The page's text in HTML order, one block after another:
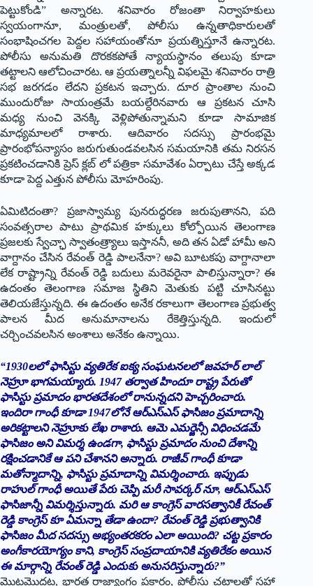
పెట్టుకోండి” అన్నారట. శనివారం రోజంతా నిర్వాహకులు
స్వయంగానూ, మంత్రులతో, పోలీసు ఉన్నతాధికారులతో
సంభాషించగల పెద్దల సహాయంతోనూ ప్రయత్నిస్తూనే ఉన్నారట.
పోలీసు అనుమతి దొరకకపోతే న్యాయస్థానం తలుపు కూడా
తట్టాలని ఆలోచించారట. ఆ ప్రయత్నాలన్నీ విఫలమై శనివారం రాత్రి
సభ జరగడం లేదని ప్రకటన ఇచ్చారు. దూర ప్రాంతాల నుంచి
ముందురోజు సాయంత్రమే బయల్దేరినవారు ఆ ప్రకటన చూసి
మధ్య నుంచి వెనక్కి వెళ్లిపోతున్నామని కూడా సామాజిక
మాధ్యమాలలో రాశారు. ఆదివారం సదస్సు ప్రారంభమై
ప్రారంభోపన్యాసం జరుగుతుండవలసిన సమయానికి తమ నిరసన
ప్రకటించడానికి ప్రెస్ క్లబ్ లో పత్రికా సమావేశం ఏర్పాటు చేస్తే అక్కడ
కూడా పెద్ద ఎత్తున పోలీసు మోహరింపు.
ఏమిటిదంతా? ప్రజాస్వామ్య పునరుద్ధరణ జరుపుతానని, పది
సంవత్సరాల పాటు ప్రాథమిక హక్కులు కోల్పోయిన తెలంగాణ
ప్రజలకు స్వేచ్ఛా స్వాతంత్ర్యాలు ఇస్తాననీ, అది తన ఏడో హామీ అని
వాగ్దానం చేసిన రేవంత్ రెడ్డి పాలనేనా? అవి బూటకపు వాగ్దానాలా
లేక రాష్ట్రాన్ని రేవంత్ రెడ్డి బదులు మరెవరైనా పాలిస్తున్నారా? ఈ
ఉదంతం తెలంగాణ సమాజ స్థితిని మెతుకు పట్టి చూసినట్టు
తెలియజేస్తున్నది. ఈ ఉదంతం అనేక రకాలుగా తెలంగాణ ప్రభుత్వ
పాలన మీద అనుమానాలను రేకెత్తిస్తున్నది. ఇందులో
చర్చించవలసిన అంశాలు అనేకం ఉన్నాయి.
“1930లలో ఫాసిస్టు వ్యతిరేక ఐక్య సంఘటనలలో జవహర్ లాల్
నెహ్రూ భాగమయ్యారు. 1947 తర్వాత హిందూ రాష్ట్ర పేరుతో
ఫాసిస్టు ప్రమాదం భారతదేశంలో రానున్నదని హెచ్చరించారు.
ఇందిరా గాంధీ కూడా 1947లోనే ఆర్ఎస్ఎస్ ఫాసిజం ప్రమాదాన్ని
అరికట్టాలని నెహ్రూకు లేఖ రాశారు. ఆమె ఎమర్జెన్సీ విధించడమే
ఫాసిజం అని విమర్శ ఉండగా, ఫాసిస్టు ప్రమాదం నుంచి దేశాన్ని
రక్షించడానికే ఆ పని చేశానని అన్నారు. రాజీవ్ గాంధీ కూడా
మతోన్మాదాన్ని, ఫాసిస్టు ప్రమాదాన్ని విమర్శించారు. ఇప్పుడు
రాహుల్ గాంధీ అయితే పేరు చెప్పి మరీ సావర్కర్ నూ, ఆర్ఎస్ఎస్
ఫాసిజాన్నీ విమర్శిస్తున్నారు. మరి ఆ కాంగ్రెస్ వారసత్వానికీ రేవంత్
రెడ్డి కాంగ్రెస్ కూ ఏమన్నా తేడా ఉందా? రేవంత్ రెడ్డి ప్రభుత్వానికి
ఫాసిజం మీద సదస్సు అభ్యంతరకరం ఎలా అయింది? చట్ట ప్రకారం
అంగీకారయోగ్యం కాని, కాంగ్రెస్ సంప్రదాయానికి వ్యతిరేకం అయిన
ఈ మార్గాన్ని రేవంత్ రెడ్డి ఎందుకు అనుసరిస్తున్నారు?”
మొట్టమొదట, భారత రాజ్యాంగం ప్రకారం, పోలీసు చట్టాలతో సహా